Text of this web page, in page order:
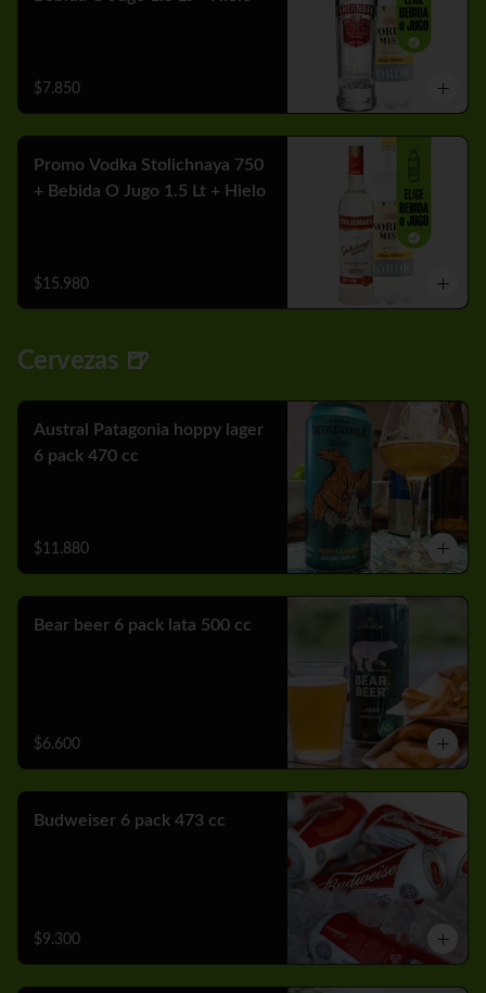
$7.850
Promo Vodka Stolichnaya 750
+ Bebida O Jugo 1.5 Lt + Hielo
$15.980
Cervezas 🍺
Austral Patagonia hoppy lager
6 pack 470 cc
$11.880
Bear beer 6 pack lata 500 cc
$6.600
Budweiser 6 pack 473 cc
$9.300